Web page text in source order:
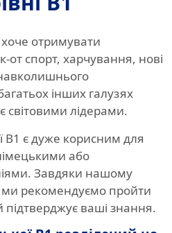
отримувати
от спорт, харчування, нові
інших галузях
світовими лідерами.
B1 є дуже корисним для
або
Завдяки нашому
ми рекомендуємо пройти
ваші знання.